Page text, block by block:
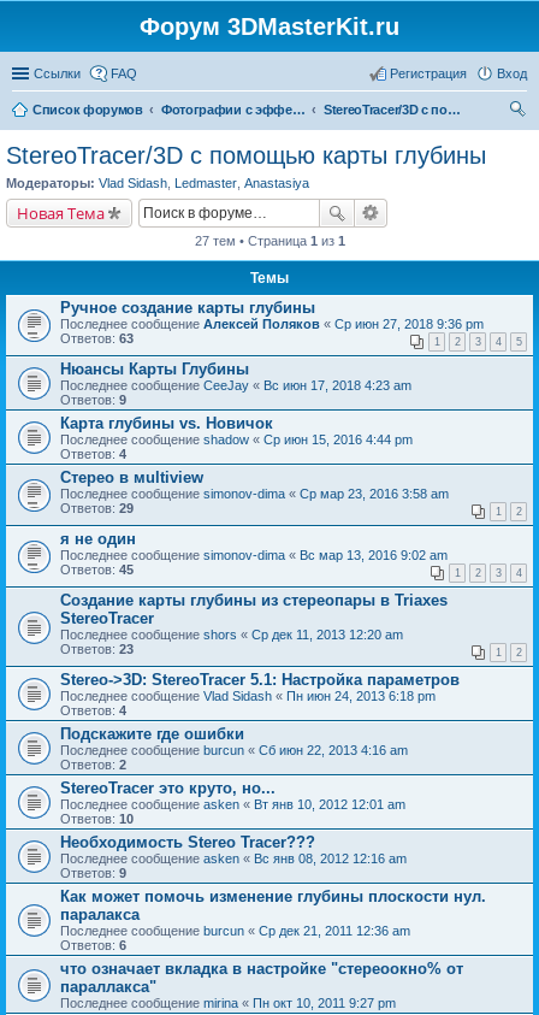
Форум 3DMasterKit.ru
Ссылки FAQ Вход
Регистрация
Список форумов Фотографии с эффектом стерео, варио, 3D, анимации, морфинга
StereoTracer/3D с помощью карты глубины
StereoTracer/3D с помощью карты глубины
Модераторы: Vlad Sidash Ledmaster Anastasiya
Новая Тема
27 тем • Страница 1 из 1
Темы
Ручное создание карты глубины
Последнее сообщение Алексей Поляков « Ср июн 27, 2018 9:36 pm
Ответов: 63 1 2 3 4 5
Нюансы Карты Глубины
Последнее сообщение CeeJay « Вс июн 17, 2018 4:23 am
Ответов: 9
Карта глубины vs. Новичок
Последнее сообщение shadow « Ср июн 15, 2016 4:44 pm
Ответов: 4
Стерео в мultiview
Последнее сообщение simonov-dima « Ср мар 23, 2016 3:58 am
Ответов: 29 1 2
я не один
Последнее сообщение simonov-dima « Вс мар 13, 2016 9:02 am
Ответов: 45 1 2 3 4
Создание карты глубины из стереопары в Triaxes
StereoTracer
Последнее сообщение shors « Ср дек 11, 2013 12:20 am
Ответов: 23 1 2
Stereo->3D: StereoTracer 5.1: Настройка параметров
Последнее сообщение Vlad Sidash « Пн июн 24, 2013 6:18 pm
Ответов: 4
Подскажите где ошибки
Последнее сообщение burcun « Сб июн 22, 2013 4:16 am
Ответов: 2
StereoTracer это круто, но...
Последнее сообщение asken « Вт янв 10, 2012 12:01 am
Ответов: 10
Необходимость Stereo Tracer???
Последнее сообщение asken « Вс янв 08, 2012 12:16 am
Ответов: 9
Как может помочь изменение глубины плоскости нул.
паралакса
Последнее сообщение burcun « Ср дек 21, 2011 12:36 am
Ответов: 6
что означает вкладка в настройке "стереоокно% от
параллакса"
Последнее сообщение mirina « Пн окт 10, 2011 9:27 pm